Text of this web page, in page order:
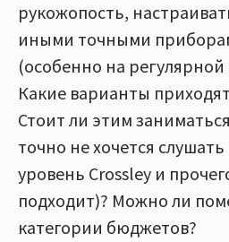
рукожопость,
иными точными
(особенно на регулярной
Какие варианты
Стоит ли этим
точно не хочется слушать
уровень Crossley и
подходит)? Можно ли
категории бюджетов?